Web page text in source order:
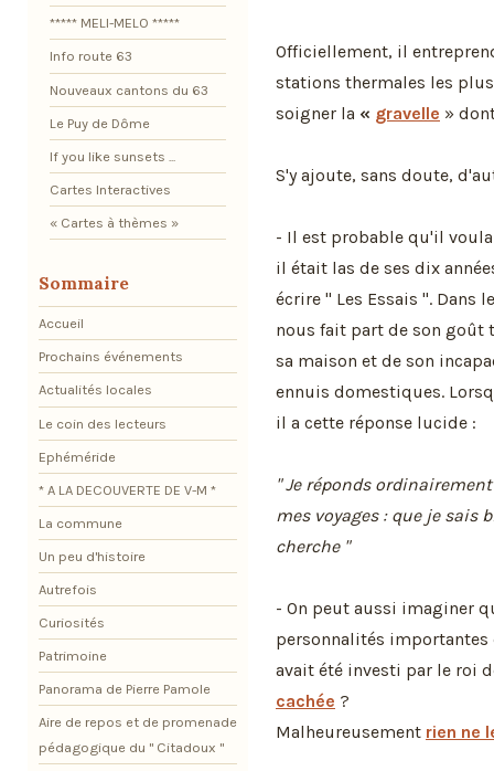
Officiellement, il
stations thermales les
soigner la « gravelle »
S'y ajoute, sans doute,
- Il est probable qu'il
il était las de ses dix
écrire " Les Essais ". Dans
nous fait part de son goût
sa maison et de son
ennuis domestiques.
il a cette réponse lucide :
" Je réponds
mes voyages : que je sais
cherche "
- On peut aussi imaginer
personnalités importantes
avait été investi par le roi
cachée ?
Malheureusement rien ne
***** MELI-MELO *****
Info route 63
Nouveaux cantons du 63
Le Puy de Dôme
If you like sunsets ...
Cartes Interactives
« Cartes à thèmes »
Sommaire
Accueil
Prochains événements
Actualités locales
Le coin des lecteurs
Ephéméride
* A LA DECOUVERTE DE V-M *
La commune
Un peu d'histoire
Autrefois
Curiosités
Patrimoine
Panorama de Pierre Pamole
Aire de repos et de promenade
pédagogique du " Citadoux "